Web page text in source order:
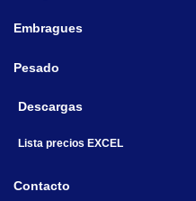
Embragues
Pesado
Descargas
Lista precios EXCEL
Contacto